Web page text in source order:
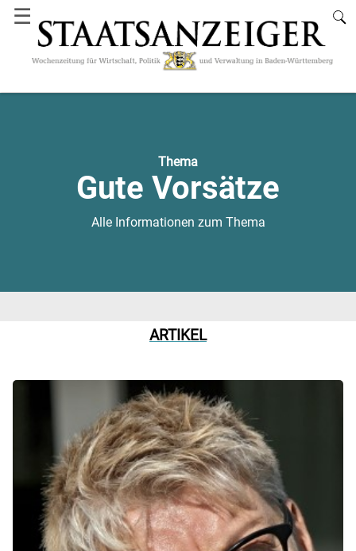
☰
Thema
Gute Vorsätze
Alle Informationen zum Thema
ARTIKEL